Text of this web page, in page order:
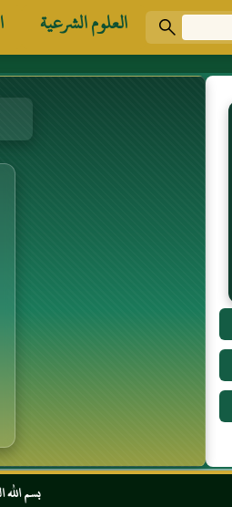
العلوم الشرعية
بسم الله الرحمن